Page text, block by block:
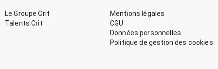
Le Groupe Crit
Talents Crit
Mentions légales
CGU
Données personnelles
Politique de gestion des cookies